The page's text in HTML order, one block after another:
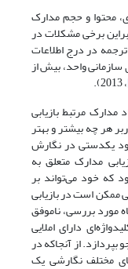
محتوا و حجم مدارک
به‫سرعت رشد می‫کند. بنابراین برخی مشکلات در
ترجمه در درج اطلاعات
شده و بدین‫ترتیب برای سازمانی واحد، بیش از
، 2013).
مرتبط بازیابی
یا به‫عبارتی نیاز کاربر هر چه بیشتر و بهتر
(ستوده و هنرجویان، 1391). نبود یکدستی در نگارش
مدارک متعلق به
که خود می‌تواند بر
ممکن است در بازیابی
مورد بررسی، ناموفق
دارای املایی
از آنجاکه در
مختلف نگارشی یک